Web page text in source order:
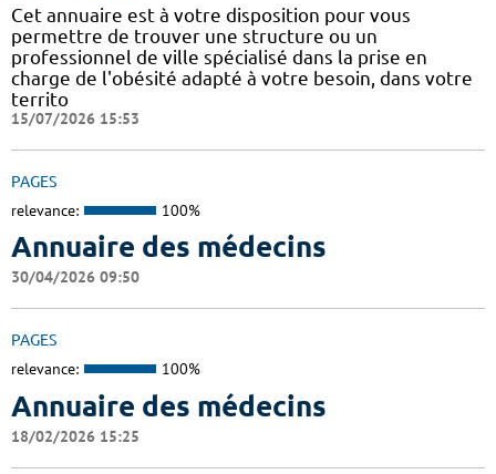
Cet annuaire est à votre disposition pour vous
permettre de trouver une structure ou un
professionnel de ville spécialisé dans la prise en
charge de l'obésité adapté à votre besoin, dans votre
territo
15/07/2026 15:53
PAGES
relevance: 100%
Annuaire des médecins
30/04/2026 09:50
PAGES
relevance: 100%
Annuaire des médecins
18/02/2026 15:25